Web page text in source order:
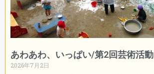
あわあわ、いっぱい/第2回芸術活動
2026年7月2日